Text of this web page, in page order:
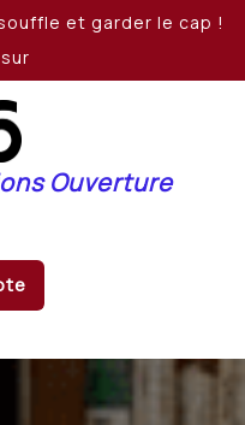
et garder le cap !
Ouverture